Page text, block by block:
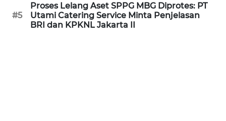
#5
Proses Lelang Aset SPPG MBG Diprotes: PT
Utami Catering Service Minta Penjelasan
BRI dan KPKNL Jakarta II
WN
SUMBAR